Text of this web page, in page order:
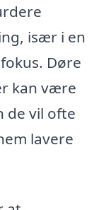
især i en
Døre
kan være
de vil ofte
lavere